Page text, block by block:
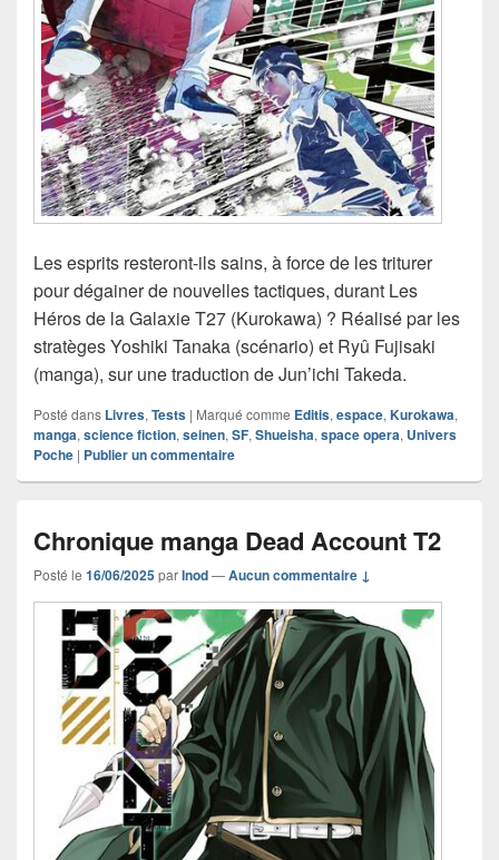
Les esprits resteront-ils sains, à force de les triturer
pour dégainer de nouvelles tactiques, durant Les
Héros de la Galaxie T27 (Kurokawa) ? Réalisé par les
stratèges Yoshiki Tanaka (scénario) et Ryû Fujisaki
(manga), sur une traduction de Jun’ichi Takeda.
Posté dans Livres,Tests | Marqué comme Editis,espace,Kurokawa,
manga,science fiction,seinen,SF,Shueisha,space opera, Univers
Poche | Publier un commentaire
Chronique manga Dead Account T2
Posté le 16/06/2025parInod—Aucun commentaire ↓